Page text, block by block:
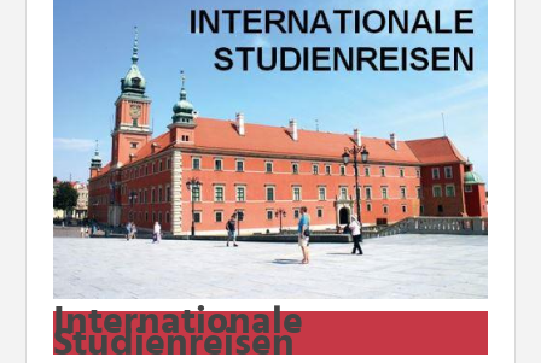
Internationale
Studienreisen